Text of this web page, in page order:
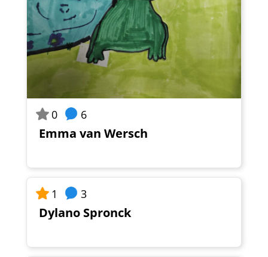
0 6
Emma van Wersch
1 3
Dylano Spronck